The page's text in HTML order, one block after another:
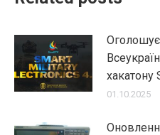
хакатону
01.10.2025